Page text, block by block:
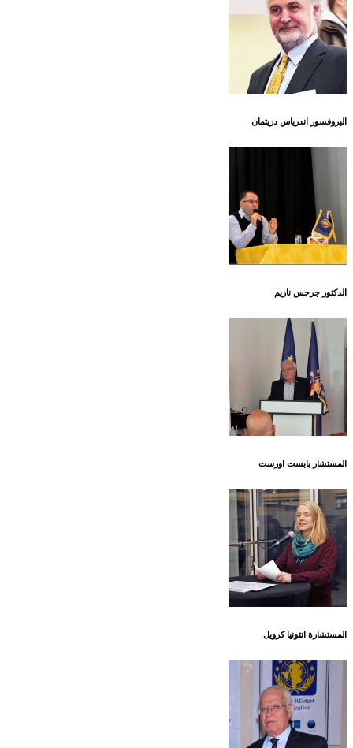
البروفسور اندرياس دريتمان
الدكتور جرجس نازيم
المستشار بابست اورست
المستشارة انتونيا كرويل